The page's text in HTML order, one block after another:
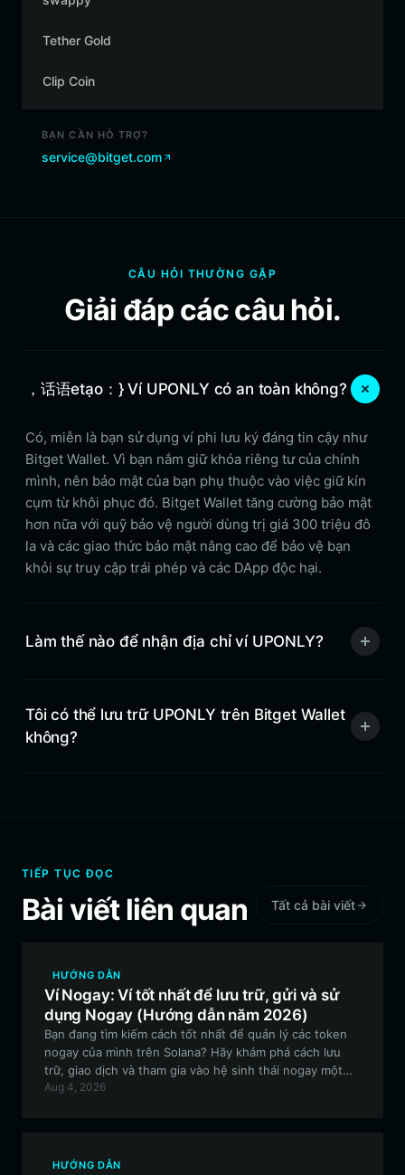
Tether Gold
Clip Coin
BẠN CẦN HỖ TRỢ?
service@bitget.com
CÂU HỎI THƯỜNG GẶP
Giải đáp các câu hỏi.
，话语etạo：} Ví UPONLY có an toàn không?
Có, miễn là bạn sử dụng ví phi lưu ký đáng tin cậy như
Bitget Wallet. Vì bạn nắm giữ khóa riêng tư của chính
mình, nên bảo mật của bạn phụ thuộc vào việc giữ kín
cụm từ khôi phục đó. Bitget Wallet tăng cường bảo mật
hơn nữa với quỹ bảo vệ người dùng trị giá 300 triệu đô
la và các giao thức bảo mật nâng cao để bảo vệ bạn
khỏi sự truy cập trái phép và các DApp độc hại.
Làm thế nào để nhận địa chỉ ví UPONLY?
Tôi có thể lưu trữ UPONLY trên Bitget Wallet
không?
TIẾP TỤC ĐỌC
Bài viết liên quan Tất cả bài viết
HƯỚNG DẪN
Ví Nogay: Ví tốt nhất để lưu trữ, gửi và sử
dụng Nogay (Hướng dẫn năm 2026)
Bạn đang tìm kiếm cách tốt nhất để quản lý các token
nogay của mình trên Solana? Hãy khám phá cách lưu
trữ, giao dịch và tham gia vào hệ sinh thái nogay một
cách an toàn bằng Bitget Wallet, cổng kết nối phi tập
Aug 4, 2026
HƯỚNG DẪN